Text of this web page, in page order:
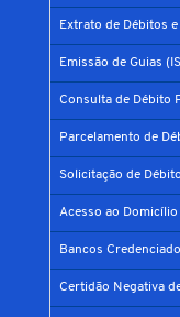
Extrato de Débitos
Emissão de Guias
Consulta de Débito
Parcelamento de
Solicitação de
Acesso ao
Bancos
Certidão Negativa